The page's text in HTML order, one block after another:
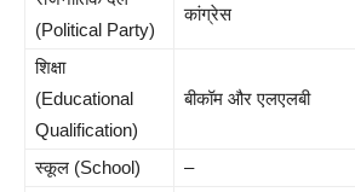
(Political Party)
कांग्रेस
शिक्षा
(Educational
Qualification)
बीकॉम और एलएलबी
स्कूल (School)
–